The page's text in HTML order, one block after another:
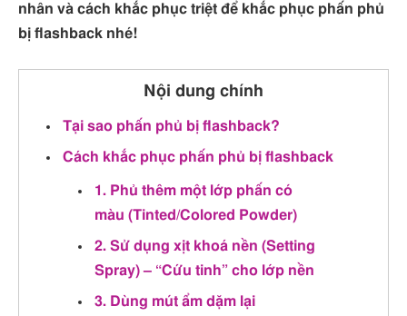
nhân và cách khắc phục triệt để khắc phục phấn phủ
bị flashback nhé!
Nội dung chính
Tại sao phấn phủ bị flashback?
Cách khắc phục phấn phủ bị flashback
1. Phủ thêm một lớp phấn có
màu (Tinted/Colored Powder)
2. Sử dụng xịt khoá nền (Setting
Spray) – “Cứu tinh” cho lớp nền
3. Dùng mút ẩm dặm lại